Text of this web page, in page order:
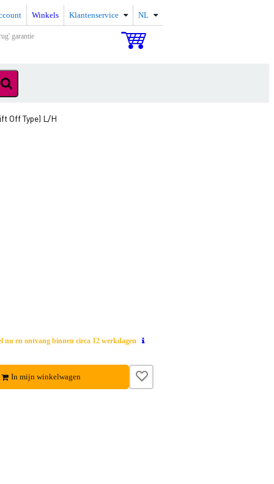
Winkels Klantenservice NL
garantie
Off Type) L/H
nu en ontvang binnen circa 12 werkdagen
In mijn winkelwagen